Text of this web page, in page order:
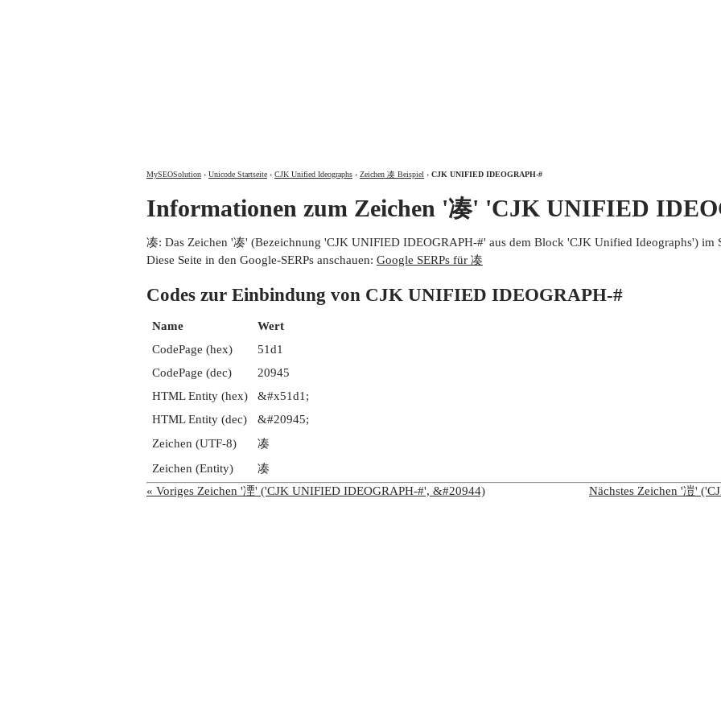
MySEOSolution › Unicode Startseite › CJK Unified Ideographs › Zeichen 凑 Beispiel › CJK UNIFIED IDEOGRAPH-#
Informationen zum Zeichen '凑' 'CJK UNIFIED
凑: Das Zeichen '凑' (Bezeichnung 'CJK UNIFIED IDEOGRAPH-#' aus dem Block 'CJK Unified Ideographs') im
Diese Seite in den Google-SERPs anschauen: Google SERPs für 凑
Codes zur Einbindung von CJK UNIFIED IDEOGRAPH-#
Name
Wert
CodePage (hex)
51d1
CodePage (dec)
20945
HTML Entity (hex)
&#x51d1;
HTML Entity (dec)
&#20945;
Zeichen (UTF-8)
凑
Zeichen (Entity)
凑
« Voriges Zeichen '凐' ('CJK UNIFIED IDEOGRAPH-#', &#20944)
Nächstes Zeichen '凒'